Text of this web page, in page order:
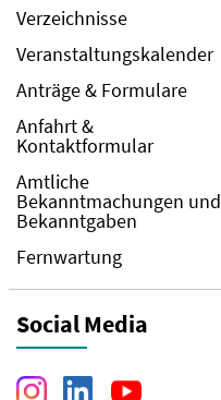
Verzeichnisse
Veranstaltungskalender
Anträge & Formulare
Anfahrt &
Kontaktformular
Amtliche
Bekanntmachungen und
Bekanntgaben
Fernwartung
Social Media